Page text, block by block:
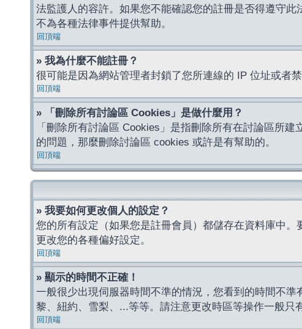
法監護人的容許。如果您不能確認您的註冊是否得遵守
不為各種法律事件提供幫助。
回頂端
» 我為什麼不能註冊？
很可能是因為網站管理者封鎖了您所連線的 IP 位址或者
回頂端
» 「刪除所有討論區 Cookies」是做什麼用？
「刪除所有討論區 Cookies」是指刪除所有在討論區所
的問題，那麼刪除討論區 cookies 或許是有幫助的。
回頂端
» 我要如何更改個人的設定？
您的所有設定（如果您是註冊會員）都儲存在資料庫中。
更改您的各種偏好設定。
回頂端
» 顯示的時間不正確！
一般很少出現伺服器時間不準的情況，您看到的時間不
黎、紐約、雪梨、...等等。請注意更改時區等操作一般只
回頂端